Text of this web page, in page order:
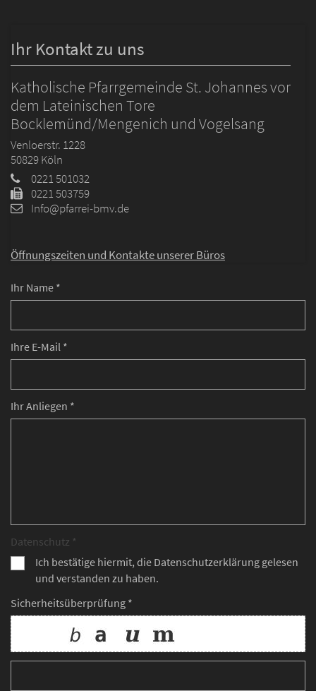
Ihr Name *
Ihre E-Mail *
Ihr Anliegen *
Datenschutz *
Ich bestätige hiermit, die Datenschutzerklärung gelesen
und verstanden zu haben.
Sicherheitsüberprüfung *
Ihr Kontakt zu uns
Katholische Pfarrgemeinde St. Johannes vor
dem Lateinischen Tore
Bocklemünd/Mengenich und Vogelsang
Venloerstr. 1228
50829Köln
0221 501032
0221 503759
Info@pfarrei-bmv.de
Öffnungszeiten und Kontakte unserer Büros